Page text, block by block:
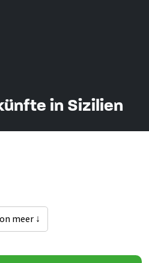
in Sizilien
meer ↓